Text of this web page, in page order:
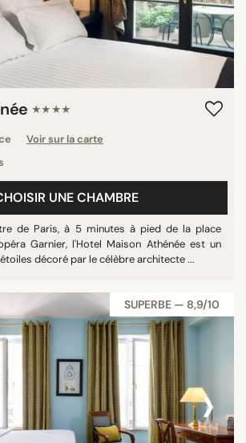
★★★★
Voir sur la carte
UNE CHAMBRE
de Paris, à 5 minutes à pied de la place
Garnier, l'Hotel Maison Athénée est un
décoré par le célèbre architecte ...
SUPERBE — 8,9/10
›